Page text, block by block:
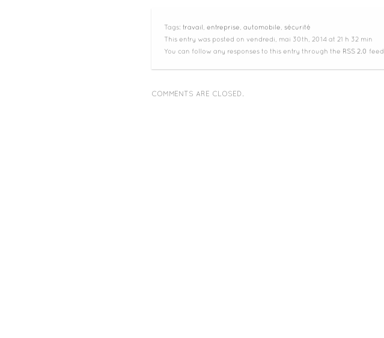
Tags: travail entreprise automobile
sécurité
This entry was posted on vendredi, mai 30th, 2014 at 21 h 32 min
You can follow any responses to this entry through the RSS 2.0 feed.
COMMENTS ARE CLOSED.